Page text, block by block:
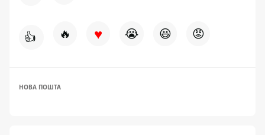
👍 🔥 ♥ 😭 😆 😡
НОВА ПОШТА